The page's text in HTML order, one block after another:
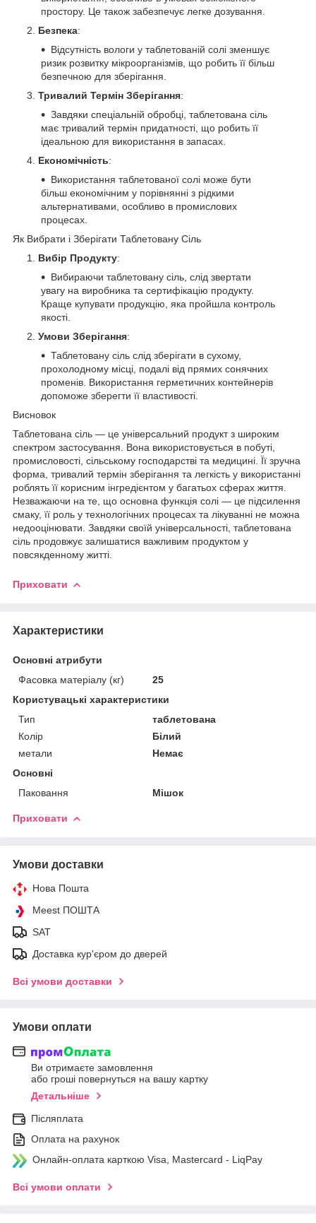
простору. Це також забезпечує легке дозування.
Безпека:
Відсутність вологи у таблетованій солі зменшує
ризик розвитку мікроорганізмів, що робить її більш
безпечною для зберігання.
Тривалий Термін Зберігання:
Завдяки спеціальній обробці, таблетована сіль
має тривалий термін придатності, що робить її
ідеальною для використання в запасах.
Економічність:
Використання таблетованої солі може бути
більш економічним у порівнянні з рідкими
альтернативами, особливо в промислових
процесах.
Як Вибрати і Зберігати Таблетовану Сіль
Вибір Продукту:
Вибираючи таблетовану сіль, слід звертати
увагу на виробника та сертифікацію продукту.
Краще купувати продукцію, яка пройшла контроль
якості.
Умови Зберігання:
Таблетовану сіль слід зберігати в сухому,
прохолодному місці, подалі від прямих сонячних
променів. Використання герметичних контейнерів
допоможе зберегти її властивості.
Висновок
Таблетована сіль — це універсальний продукт з широким
спектром застосування. Вона використовується в побуті,
промисловості, сільському господарстві та медицині. Її зручна
форма, тривалий термін зберігання та легкість у використанні
роблять її корисним інгредієнтом у багатьох сферах життя.
Незважаючи на те, що основна функція солі — це підсилення
смаку, її роль у технологічних процесах та лікуванні не можна
недооцінювати. Завдяки своїй універсальності, таблетована
сіль продовжує залишатися важливим продуктом у
повсякденному житті.
Приховати
Характеристики
Основні атрибути
Фасовка матеріалу (кг)
25
Користувацькі характеристики
Тип
таблетована
Колір
Білий
метали
Немає
Основні
Паковання
Мішок
Приховати
Умови доставки
Нова Пошта
Meest ПОШТА
SAT
Доставка кур'єром до дверей
Всі умови доставки
Умови оплати
Ви отримаєте замовлення
або гроші повернуться на вашу картку
Детальніше
Післяплата
Оплата на рахунок
Онлайн-оплата карткою Visa, Mastercard - LiqPay
Всі умови оплати